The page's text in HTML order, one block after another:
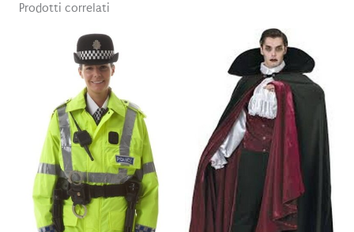
Prodotti correlati